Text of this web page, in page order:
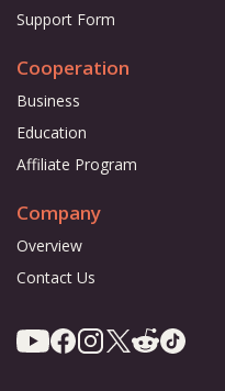
Support Form
Cooperation
Business
Education
Affiliate Program
Company
Overview
Contact Us